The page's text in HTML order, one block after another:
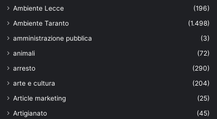
Ambiente Lecce
(196)
Ambiente Taranto
(1.498)
amministrazione pubblica
(3)
animali
(72)
arresto
(290)
arte e cultura
(204)
Article marketing
(25)
Artigianato
(45)